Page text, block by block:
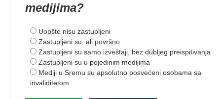
medijima?
Uopšte nisu zastupljeni
Zastupljeni su, ali površno
Zastupljeni su samo izveštaji, bez dubljeg preispitivanja
Zastupljeni su u pojedinim medijima
Mediji u Sremu su apsolutno posvećeni osobama sa
invaliditetom